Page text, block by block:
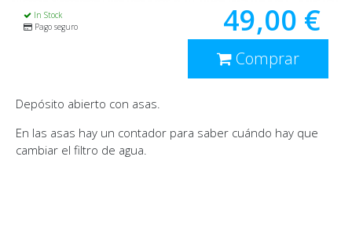
In Stock
Pago seguro
49,00 €
Comprar
Depósito abierto con asas.
En las asas hay un contador para saber cuándo hay que
cambiar el filtro de agua.